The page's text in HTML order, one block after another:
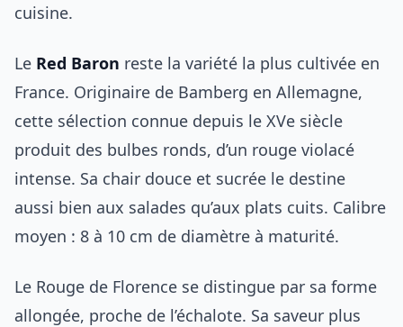
cuisine.
Le Red Baron reste la variété la plus cultivée en
France. Originaire de Bamberg en Allemagne,
cette sélection connue depuis le XVe siècle
produit des bulbes ronds, d’un rouge violacé
intense. Sa chair douce et sucrée le destine
aussi bien aux salades qu’aux plats cuits. Calibre
moyen : 8 à 10 cm de diamètre à maturité.
Le Rouge de Florence se distingue par sa forme
allongée, proche de l’échalote. Sa saveur plus